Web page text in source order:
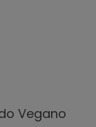
Vegano